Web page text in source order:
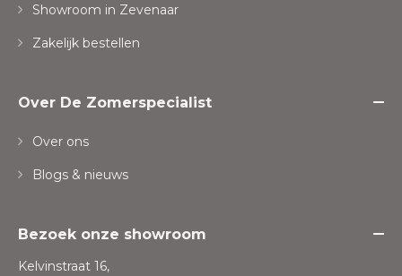
Showroom in Zevenaar
Zakelijk bestellen
Over De Zomerspecialist
Over ons
Blogs & nieuws
Bezoek onze showroom
Kelvinstraat 16,